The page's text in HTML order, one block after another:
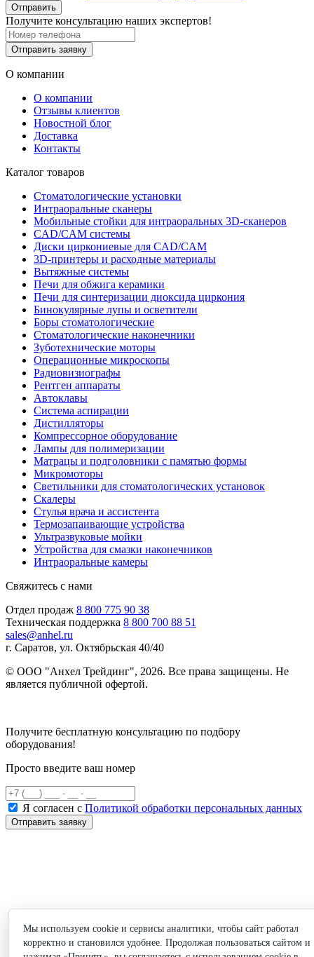
Отправить
Получите консультацию наших экспертов!
Отправить заявку
О компании
О компании
Отзывы клиентов
Новостной блог
Доставка
Контакты
Каталог товаров
Стоматологические установки
Интраоральные сканеры
Мобильные стойки для интраоральных 3D-сканеров
CAD/CAM системы
Диски циркониевые для CAD/CAM
3D-принтеры и расходные материалы
Вытяжные системы
Печи для обжига керамики
Печи для синтеризации диоксида циркония
Бинокулярные лупы и осветители
Боры стоматологические
Стоматологические наконечники
Зуботехнические моторы
Операционные микроскопы
Радиовизиографы
Рентген аппараты
Автоклавы
Система аспирации
Дистилляторы
Компрессорное оборудование
Лампы для полимеризации
Матрацы и подголовники с памятью формы
Микромоторы
Светильники для стоматологических установок
Скалеры
Стулья врача и ассистента
Термозапаивающие устройства
Ультразвуковые мойки
Устройства для смазки наконечников
Интраоральные камеры
Свяжитесь с нами
Отдел продаж 8 800 775 90 38
Техническая поддержка 8 800 700 88 51
sales@anhel.ru
г. Саратов, ул. Октябрьская 40/40
© ООО "Анхел Трейдинг", 2026. Все права защищены. Не
является публичной офертой.
Получите бесплатную консультацию по подбору
оборудования!
Просто введите ваш номер
Я согласен с Политикой обработки персональных данных
Отправить заявку
Мы используем cookie и сервисы аналитики, чтобы сайт работал
корректно и становился удобнее. Продолжая пользоваться сайтом и